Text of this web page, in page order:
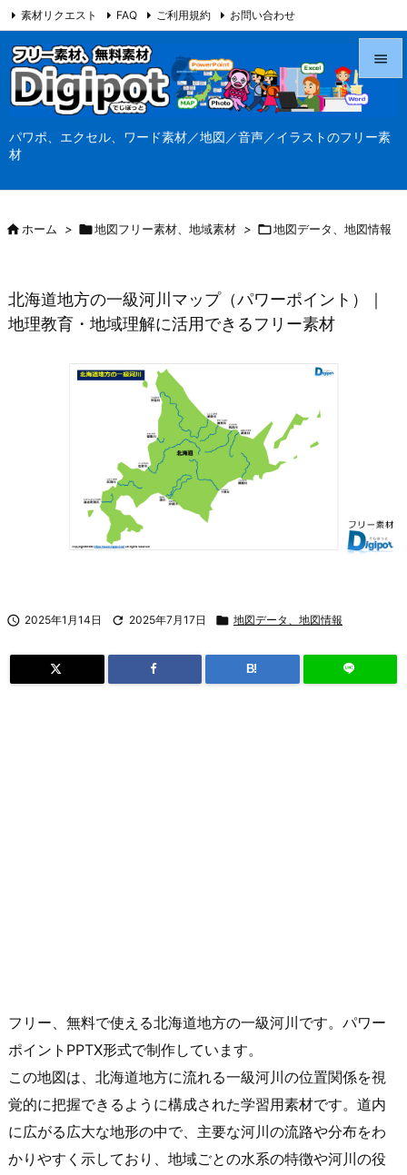
パワポ、エクセル、ワード素材／地図／音声／イラストのフリー素
材




素材リクエスト FAQ ご利用規約 お問い合わせ
当サイト（Digipot.net）について
ホーム > 地図フリー素材、地域素材 > 地図データ、地図情報
北海道地方の一級河川マップ（パワーポイント）｜
地理教育・地域理解に活用できるフリー素材
 2025年1月14日  2025年7月17日  地図データ、地図情報
B!
フリー、無料で使える北海道地方の一級河川です。パワー
ポイントPPTX形式で制作しています。
この地図は、北海道地方に流れる一級河川の位置関係を視
覚的に把握できるように構成された学習用素材です。道内
に広がる広大な地形の中で、主要な河川の流路や分布をわ
かりやすく示しており、地域ごとの水系の特徴や河川の役